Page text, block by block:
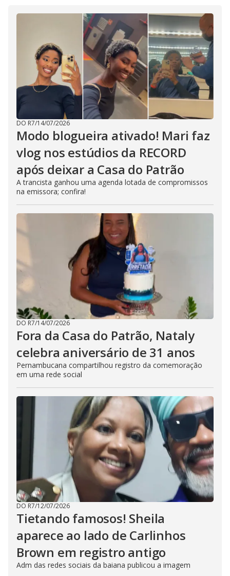
DO R7/14/07/2026
Modo blogueira ativado! Mari faz
vlog nos estúdios da RECORD
após deixar a Casa do Patrão
A trancista ganhou uma agenda lotada de compromissos
na emissora; confira!
DO R7/14/07/2026
Fora da Casa do Patrão, Nataly
celebra aniversário de 31 anos
Pernambucana compartilhou registro da comemoração
em uma rede social
DO R7/12/07/2026
Tietando famosos! Sheila
aparece ao lado de Carlinhos
Brown em registro antigo
Adm das redes sociais da baiana publicou a imagem